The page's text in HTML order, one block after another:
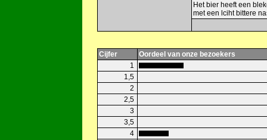
Het bier heeft een
met een lciht bittere
Cijfer
Oordeel van onze bezoekers
1
1,5
2
2,5
3
3,5
4